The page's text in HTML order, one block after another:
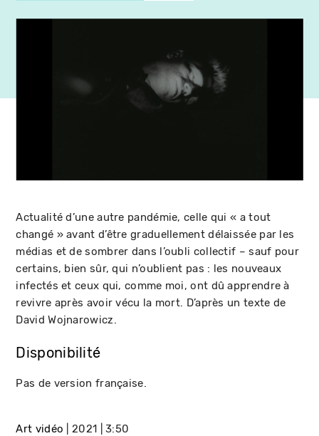
Actualité d’une autre pandémie, celle qui « a tout
changé » avant d’être graduellement délaissée par les
médias et de sombrer dans l’oubli collectif – sauf pour
certains, bien sûr, qui n’oublient pas : les nouveaux
infectés et ceux qui, comme moi, ont dû apprendre à
revivre après avoir vécu la mort. D’après un texte de
David Wojnarowicz.
Disponibilité
Pas de version française.
Art vidéo 2021 3:50